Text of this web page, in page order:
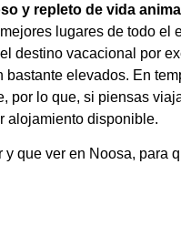
y repleto de vida
lugares de todo el
destino vacacional por
elevados. En
por lo que, si piensas
alojamiento disponible.
que ver en Noosa, para